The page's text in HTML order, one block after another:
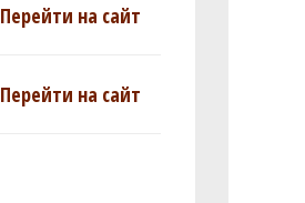
Перейти на сайт
Перейти на сайт